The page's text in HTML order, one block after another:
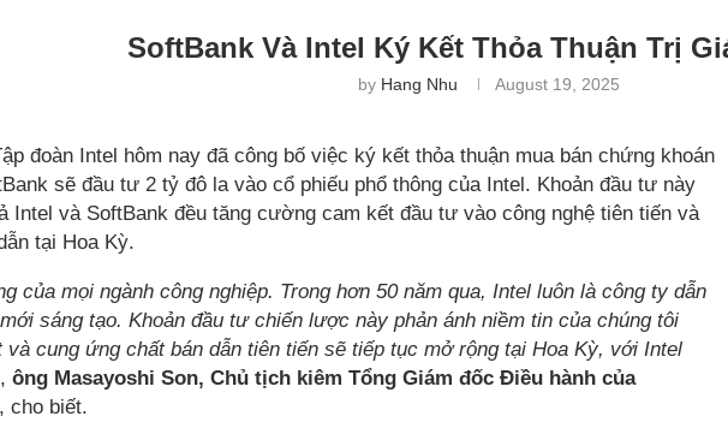
SoftBank Và Intel Ký Kết Thỏa Thuận Trị
by Hang Nhu August 19, 2025
đoàn Intel hôm nay đã công bố việc ký kết thỏa thuận mua bán chứng khoán
sẽ đầu tư 2 tỷ đô la vào cổ phiếu phổ thông của Intel. Khoản đầu tư này
Intel và SoftBank đều tăng cường cam kết đầu tư vào công nghệ tiên tiến và
tại Hoa Kỳ.
của mọi ngành công nghiệp. Trong hơn 50 năm qua, Intel luôn là công ty dẫn
sáng tạo. Khoản đầu tư chiến lược này phản ánh niềm tin của chúng tôi
và cung ứng chất bán dẫn tiên tiến sẽ tiếp tục mở rộng tại Hoa Kỳ, với Intel
ông Masayoshi Son, Chủ tịch kiêm Tổng Giám đốc Điều hành của
cho biết.